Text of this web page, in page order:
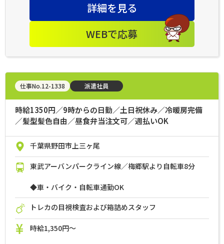
詳細を見る
WEBで応募
仕事No.12-1338 派遣社員
時給1350円／9時からの日勤／土日祝休み／冷暖房完備
／髪型髪色自由／昼食弁当注文可／週払いOK
千葉県野田市上三ヶ尾
東武アーバンパークライン線／梅郷駅より自転車8分
◆車・バイク・自転車通勤OK
トレカの目視検査および箱詰めスタッフ
時給1,350円～